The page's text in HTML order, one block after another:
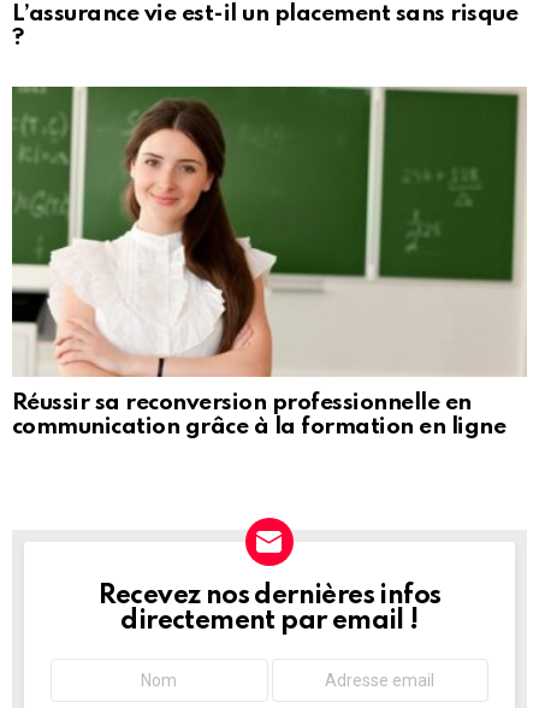
L’assurance vie est-il un placement sans risque
?
Réussir sa reconversion professionnelle en
communication grâce à la formation en ligne
NEWSLETTER
Recevez nos dernières infos
directement par email !